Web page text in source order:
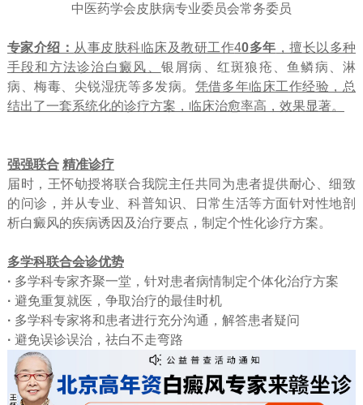
中医药学会皮肤病专业委员会常务委员
专家介绍： 从事皮肤科临床及教研工作40多年 ，擅长以多种
手段和方法诊治白癜风
银屑病、红斑狼疮、鱼鳞病、淋
病、梅毒、尖锐湿疣等多发病。 凭借多年临床工作经验，总
结出了一套系统化的诊疗方案，临床治愈率高，效果显著。
强强联合 精准诊疗
届时，王怀劬授将联合我院主任共同为患者提供耐心、细致
的问诊，并从专业、科普知识、日常生活等方面针对性地剖
析白癜风的疾病诱因及治疗要点，制定个性化诊疗方案。
多学科联合会诊优势
· 多学科专家齐聚一堂，针对患者病情制定个体化治疗方案
· 避免重复就医，争取治疗的最佳时机
· 多学科专家将和患者进行充分沟通，解答患者疑问
· 避免误诊误治，祛白不走弯路